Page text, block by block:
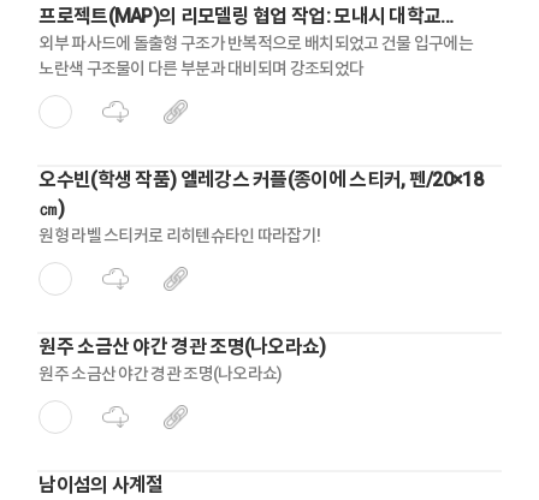
프로젝트(MAP)의 리모델링 협업 작업: 모내시 대학교
생명과학부(2017년)
외부 파사드에 돌출형 구조가 반복적으로 배치되었고 건물 입구에는
노란색 구조물이 다른 부분과 대비되며 강조되었다
오수빈(학생 작품) 엘레강스 커플(종이에 스티커, 펜/20×18
㎝)
원형 라벨 스티커로 리히텐슈타인 따라잡기!
원주 소금산 야간 경관 조명(나오라쇼)
원주 소금산 야간 경관 조명(나오라쇼)
남이섬의 사계절